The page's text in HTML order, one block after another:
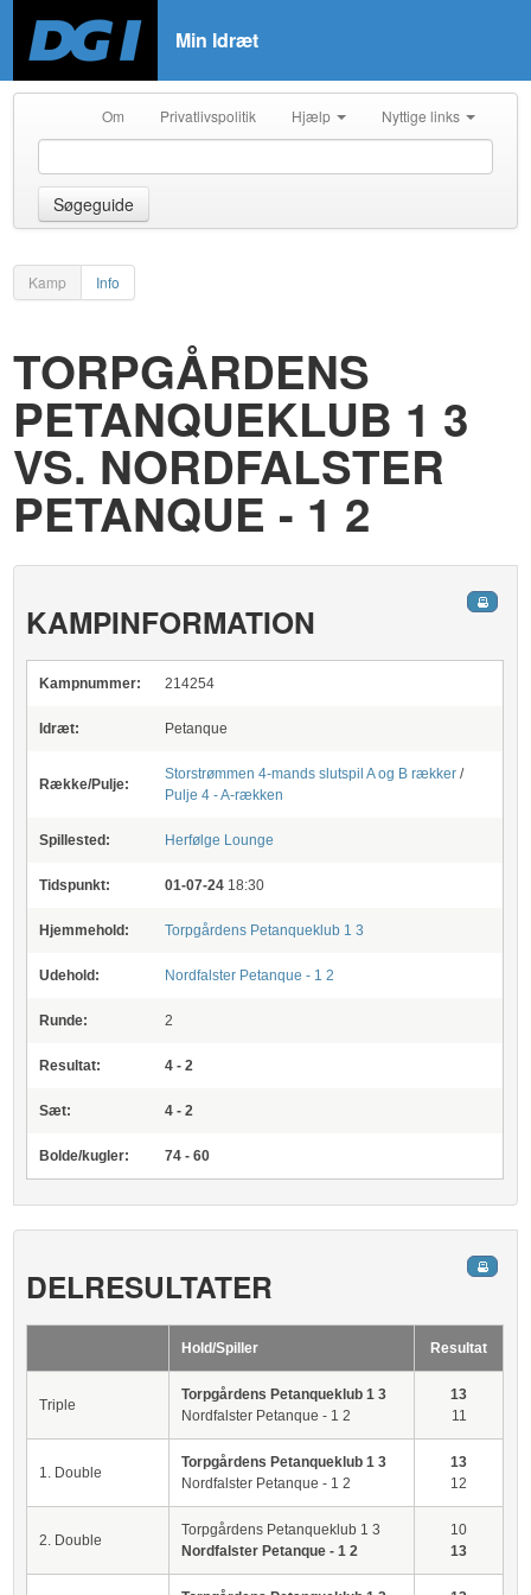
Min Idræt
Om Privatlivspolitik Hjælp Nyttige links
Søgeguide
Kamp Info
TORPGÅRDENS
PETANQUEKLUB 1 3
VS. NORDFALSTER
PETANQUE - 1 2
KAMPINFORMATION
Kampnummer: 214254
Idræt: Petanque
Række/Pulje:
Storstrømmen 4-mands slutspil A og B rækker /
Pulje 4 - A-rækken
Spillested: Herfølge Lounge
Tidspunkt: 01-07-24 18:30
Hjemmehold: Torpgårdens Petanqueklub 1 3
Udehold: Nordfalster Petanque - 1 2
Runde: 2
Resultat: 4 - 2
Sæt: 4 - 2
Bolde/kugler: 74 - 60
DELRESULTATER
Hold/Spiller Resultat
Triple
Torpgårdens Petanqueklub 1 3
Nordfalster Petanque - 1 2
13
11
1. Double
Torpgårdens Petanqueklub 1 3
Nordfalster Petanque - 1 2
13
12
2. Double
Torpgårdens Petanqueklub 1 3
Nordfalster Petanque - 1 2
10
13